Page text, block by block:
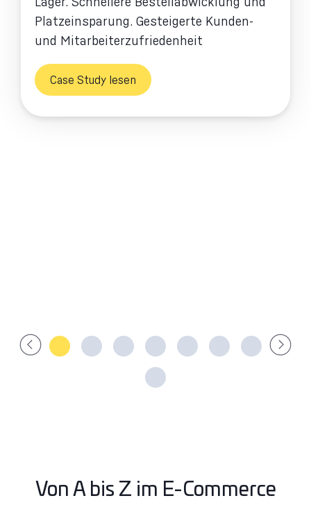
Platzeinsparung. Gesteigerte Kunden-
und Mitarbeiterzufriedenheit
Case Study lesen
Von A bis Z im E-Commerce